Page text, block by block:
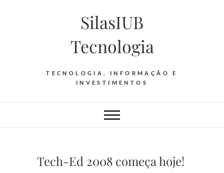
SilasIUB
Tecnologia
TECNOLOGIA, INFORMAÇÃO E
INVESTIMENTOS
Tech-Ed 2008 começa hoje!